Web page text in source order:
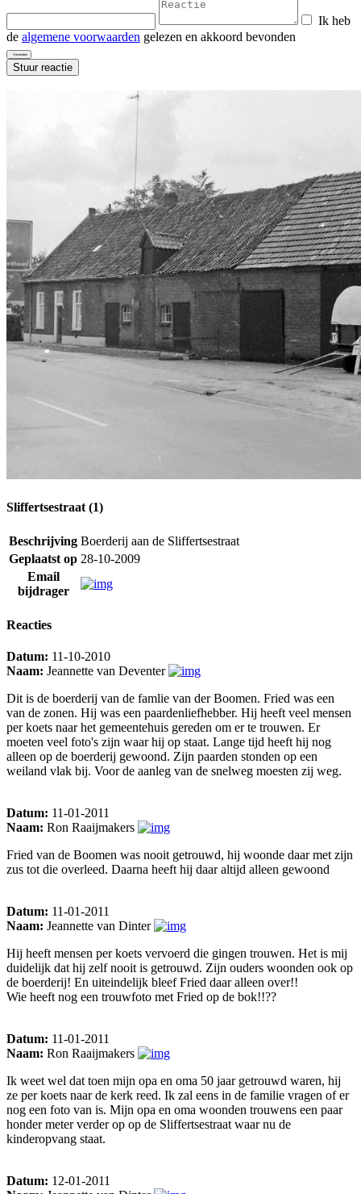
Ik heb
de algemene voorwaarden gelezen en akkoord bevonden
Sliffertsestraat (1)
Beschrijving Boerderij aan de Sliffertsestraat
Geplaatst op 28-10-2009
Email
bijdrager
Reacties
Datum: 11-10-2010
Naam: Jeannette van Deventer
Dit is de boerderij van de famlie van der Boomen. Fried was een
van de zonen. Hij was een paardenliefhebber. Hij heeft veel mensen
per koets naar het gemeentehuis gereden om er te trouwen. Er
moeten veel foto's zijn waar hij op staat. Lange tijd heeft hij nog
alleen op de boerderij gewoond. Zijn paarden stonden op een
weiland vlak bij. Voor de aanleg van de snelweg moesten zij weg.
Datum: 11-01-2011
Naam: Ron Raaijmakers
Fried van de Boomen was nooit getrouwd, hij woonde daar met zijn
zus tot die overleed. Daarna heeft hij daar altijd alleen gewoond
Datum: 11-01-2011
Naam: Jeannette van Dinter
Hij heeft mensen per koets vervoerd die gingen trouwen. Het is mij
duidelijk dat hij zelf nooit is getrouwd. Zijn ouders woonden ook op
de boerderij! En uiteindelijk bleef Fried daar alleen over!!
Wie heeft nog een trouwfoto met Fried op de bok!!??
Datum: 11-01-2011
Naam: Ron Raaijmakers
Ik weet wel dat toen mijn opa en oma 50 jaar getrouwd waren, hij
ze per koets naar de kerk reed. Ik zal eens in de familie vragen of er
nog een foto van is. Mijn opa en oma woonden trouwens een paar
honder meter verder op op de Sliffertsestraat waar nu de
kinderopvang staat.
Datum: 12-01-2011